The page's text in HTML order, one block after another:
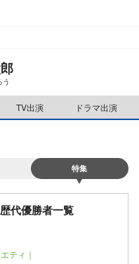
う
TV出演 ドラマ出演
特集
代優勝者一覧
ティ｜